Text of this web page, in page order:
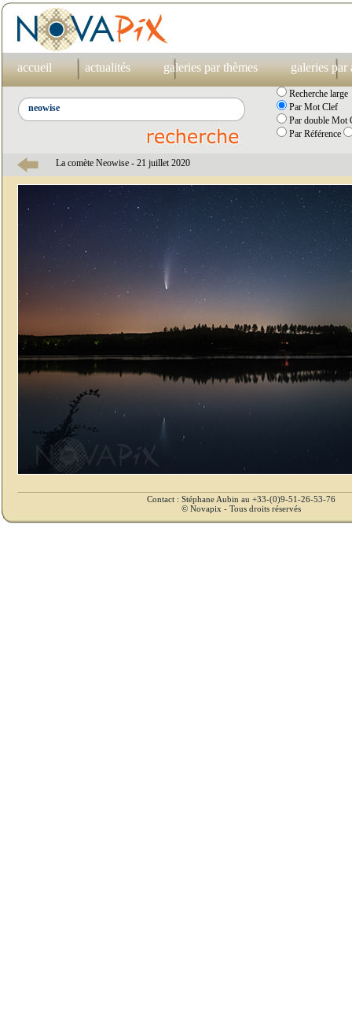
accueil actualités galeries par thèmes galeries par
Recherche large
Par Mot Clef
Par double Mot
Par Référence
La comète Neowise - 21 juillet 2020
Contact : Stéphane Aubin au +33-(0)9-51-26-53-76
© Novapix - Tous droits réservés